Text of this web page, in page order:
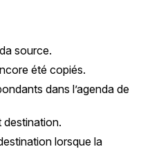
source.
été copiés.
dans l’agenda de
destination.
lorsque la